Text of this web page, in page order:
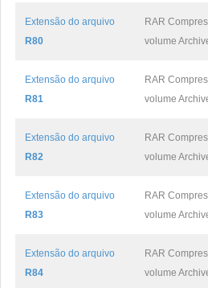
Extensão do arquivo
R80
RAR
volume
Extensão do arquivo
R81
RAR
volume
Extensão do arquivo
R82
RAR
volume
Extensão do arquivo
R83
RAR
volume
Extensão do arquivo
R84
RAR
volume